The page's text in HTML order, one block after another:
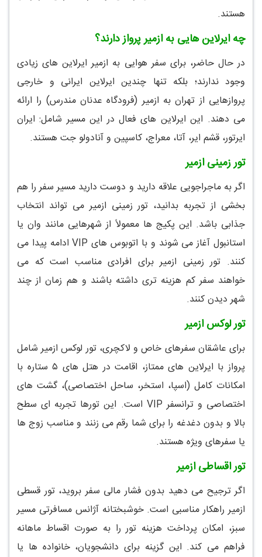
هستند.
چه ایرلاین هایی به ازمیر پرواز دارند؟
در حال حاضر، برای سفر هوایی به ازمیر ایرلاین های زیادی
وجود ندارند؛ بلکه تنها چندین ایرلاین ایرانی و خارجی
پروازهایی از تهران به ازمیر (فرودگاه عدنان مندرس) را ارائه
می دهند. این ایرلاین های فعال در این مسیر شامل: ایران
ایرتور، قشم ایر، آتا، معراج، کاسپین و آنادولو جت هستند.
تور زمینی ازمیر
اگر به ماجراجویی علاقه دارید و دوست دارید مسیر سفر را هم
بخشی از تجربه بدانید، تور زمینی ازمیر می تواند انتخاب
جذابی باشد. این پکیج ها معمولاً از شهرهایی مانند وان یا
استانبول آغاز می شوند و با اتوبوس های VIP ادامه پیدا می
کنند. تور زمینی ازمیر برای افرادی مناسب است که می
خواهند سفر کم هزینه تری داشته باشند و هم زمان از چند
شهر دیدن کنند.
تور لوکس ازمیر
برای عاشقان سفرهای خاص و لاکچری، تور لوکس ازمیر شامل
پرواز با ایرلاین های ممتاز، اقامت در هتل های ۵ ستاره با
امکانات کامل (اسپا، استخر، ساحل اختصاصی)، گشت های
اختصاصی و ترانسفر VIP است. این تورها تجربه ای سطح
بالا و بدون دغدغه را برای شما رقم می زنند و مناسب زوج ها
یا سفرهای ویژه هستند.
تور اقساطی ازمیر
اگر ترجیح می دهید بدون فشار مالی سفر بروید، تور قسطی
ازمیر راهکار مناسبی است. خوشبختانه آژانس مسافرتی مسیر
سبز، امکان پرداخت هزینه تور را به صورت اقساط ماهانه
فراهم می کند. این گزینه برای دانشجویان، خانواده ها یا